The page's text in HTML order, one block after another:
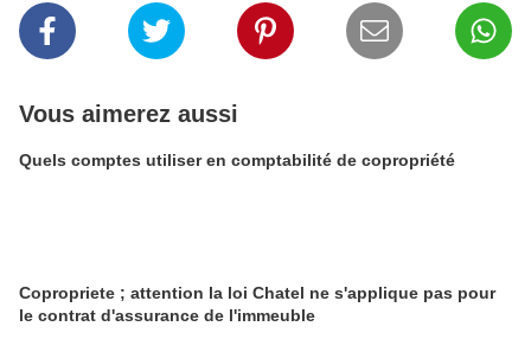
Vous aimerez aussi
Quels comptes utiliser en comptabilité de copropriété
Copropriete ; attention la loi Chatel ne s'applique pas pour
le contrat d'assurance de l'immeuble